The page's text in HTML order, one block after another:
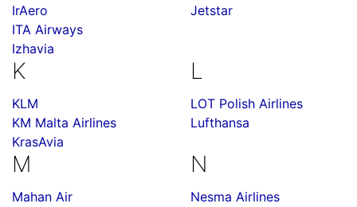
IrAero
ITA Airways
Izhavia
Jetstar
K
KLM
KM Malta Airlines
KrasAvia
L
LOT Polish Airlines
Lufthansa
M
Mahan Air
N
Nesma Airlines